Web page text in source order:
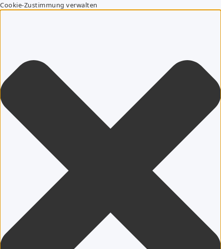
Cookie-Zustimmung verwalten